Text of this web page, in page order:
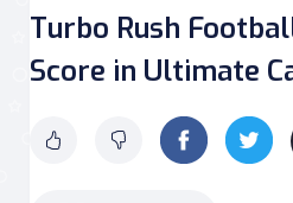
Turbo Rush
Score in Ultimate